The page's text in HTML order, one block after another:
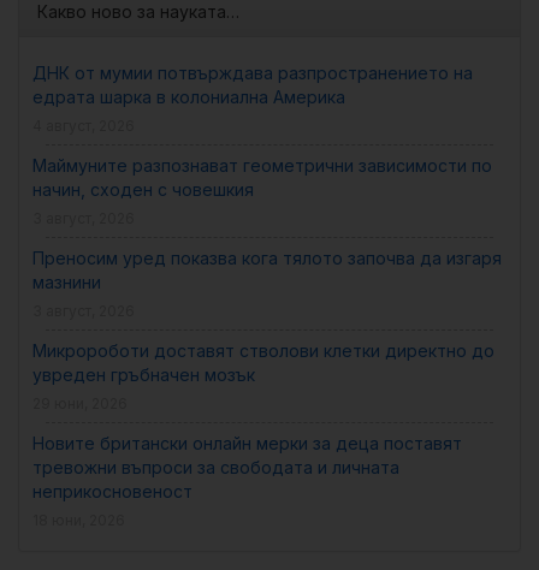
Какво ново за науката…
ДНК от мумии потвърждава разпространението на
едрата шарка в колониална Америка
Маймуните разпознават геометрични зависимости по
начин, сходен с човешкия
Преносим уред показва кога тялото започва да изгаря
мазнини
Микророботи доставят стволови клетки директно до
увреден гръбначен мозък
Новите британски онлайн мерки за деца поставят
тревожни въпроси за свободата и личната
неприкосновеност